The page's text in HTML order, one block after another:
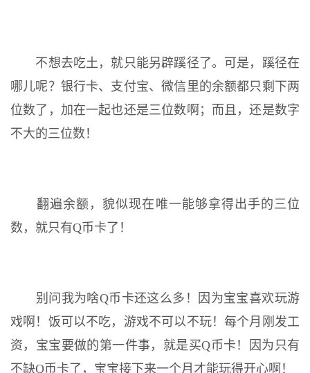
不想去吃土，就只能另辟蹊径了。可是，蹊径在
哪儿呢？银行卡、支付宝、微信里的余额都只剩下两
位数了，加在一起也还是三位数啊；而且，还是数字
不大的三位数！
翻遍余额，貌似现在唯一能够拿得出手的三位
数，就只有Q币卡了！
别问我为啥Q币卡还这么多！因为宝宝喜欢玩游
戏啊！饭可以不吃，游戏不可以不玩！每个月刚发工
资，宝宝要做的第一件事，就是买Q币卡！因为只有
不缺Q币卡了，宝宝接下来一个月才能玩得开心啊！